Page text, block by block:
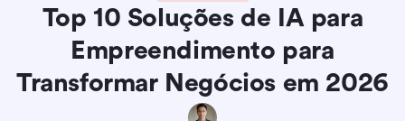
Top 10 Soluções de IA para
Empreendimento para
Transformar Negócios em 2026